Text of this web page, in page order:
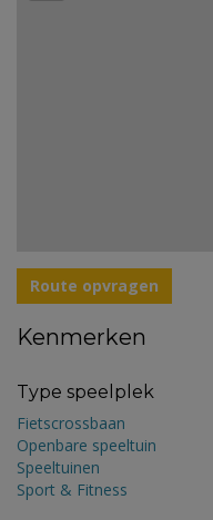
Route opvragen
Kenmerken
Type speelplek
Fietscrossbaan
Openbare speeltuin
Speeltuinen
Sport & Fitness